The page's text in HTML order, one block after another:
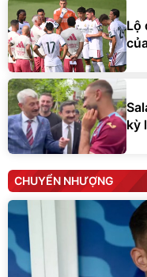
Lộ
kỳ
CHUYỂN NHƯỢNG